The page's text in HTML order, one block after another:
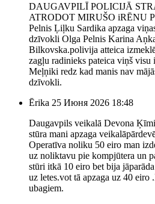
DAUGAVPILĪ POLICIJĀ
ATRODOT MIRUŠO iRĒNU
Pelnis Ļiļku Sardika apzaga
dzīvokli Olga Pelnis Karina
Bilkovska.polivija atteica
zagļu radinieks pateica viņš
Meļņiki redz kad manis nav
dzīvokli.
Ērika 25 Июня 2026 18:48
Daugavpils veikalā Devona
stūra mani apzaga
Operatīva noliku 50 eiro man
uz noliktavu pie kompjūtera un
stūri itkā 10 eiro bet bija
uz letes.vot tā apzaga uz 40
ubagiem.